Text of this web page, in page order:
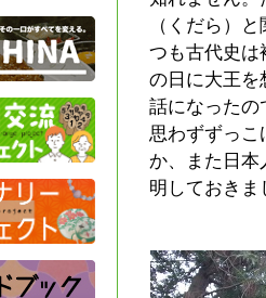
（くだら）
つも古代史は
の日に大王を
話になったの
思わずずっ
か、また日
明しておきま